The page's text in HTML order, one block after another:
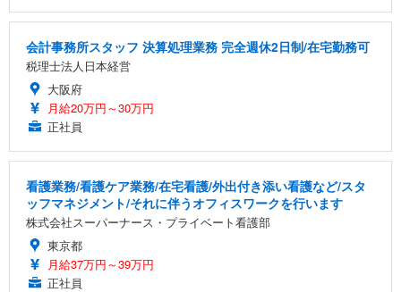
会計事務所スタッフ 決算処理業務 完全週休2日制/在宅勤務可
税理士法人日本経営
大阪府
月給20万円～30万円
正社員
看護業務/看護ケア業務/在宅看護/外出付き添い看護など/スタ
ッフマネジメント/それに伴うオフィスワークを行います
株式会社スーパーナース・プライベート看護部
東京都
月給37万円～39万円
正社員